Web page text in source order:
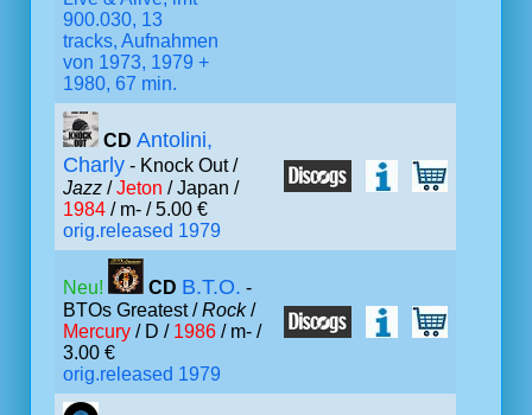
900.030, 13
tracks, Aufnahmen
von 1973, 1979 +
1980, 67 min.
CD Antolini,
Charly - Knock Out /
Jazz /Jeton / Japan /
1984 / m- / 5.00 €
orig.released 1979
Neu! CD B.T.O. -
BTOs Greatest /Rock/
Mercury / D / 1986 / m- /
3.00 €
orig.released 1979